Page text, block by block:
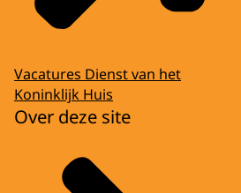
Vacatures Dienst van het
Koninklijk Huis
Over deze site